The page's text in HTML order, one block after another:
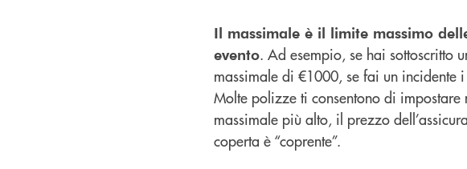
Il massimale è il limite massimo
evento. Ad esempio, se hai sottoscritto
massimale di €1000, se fai un
Molte polizze ti consentono di
massimale più alto, il prezzo
coperta è “coprente”.